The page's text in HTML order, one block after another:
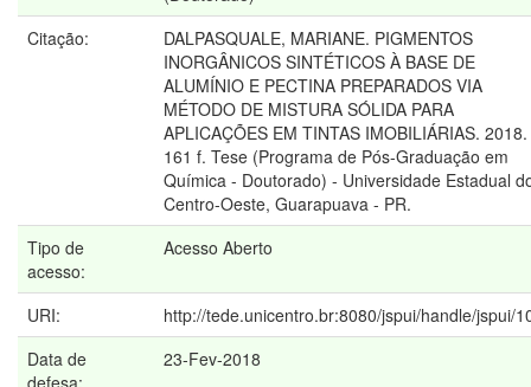
Citação:
DALPASQUALE, MARIANE. PIGMENTOS
INORGÂNICOS SINTÉTICOS À BASE DE
ALUMÍNIO E PECTINA PREPARADOS VIA
MÉTODO DE MISTURA SÓLIDA PARA
APLICAÇÕES EM TINTAS IMOBILIÁRIAS. 2018.
161 f. Tese (Programa de Pós-Graduação em
Química - Doutorado) - Universidade Estadual
Centro-Oeste, Guarapuava - PR.
Tipo de
acesso:
Acesso Aberto
URI:
http://tede.unicentro.br:8080/jspui/handle/jspui/
Data de
23-Fev-2018